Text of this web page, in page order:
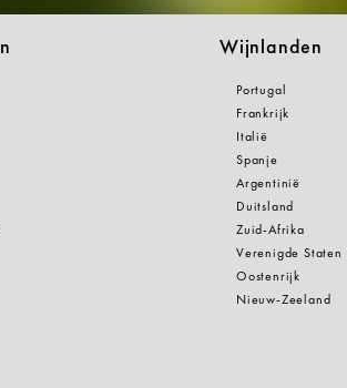
Wijnlanden
Portugal
Frankrijk
Italië
Spanje
Argentinië
Duitsland
Zuid-Afrika
Verenigde Staten
Oostenrijk
Nieuw-Zeeland